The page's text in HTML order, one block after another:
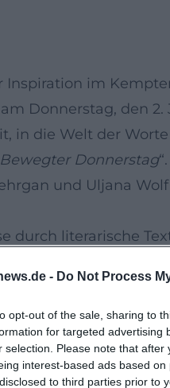
- Do Not Process
opt-out of the sale, sharing to
for targeted advertising
selection. Please note that
interest-based ads based
to third parties prior to
Inspiration im
Donnerstag, den 2.
in die Welt der
Bewegter Donnerstag
und Uljana
durch literarische
sprechen und
Nutzen Sie
hinter ihren
Lage und bietet
der Reihe